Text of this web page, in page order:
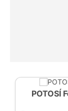
POTOSÍ